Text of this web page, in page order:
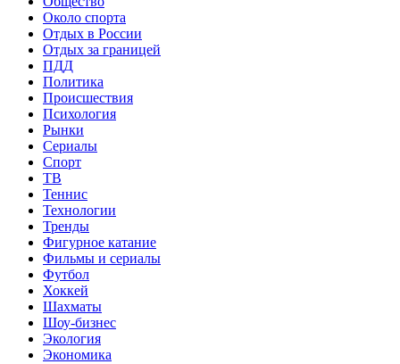
Около спорта
Отдых в России
Отдых за границей
ПДД
Политика
Происшествия
Психология
Рынки
Сериалы
Спорт
ТВ
Теннис
Технологии
Тренды
Фигурное катание
Фильмы и сериалы
Футбол
Хоккей
Шахматы
Шоу-бизнес
Экология
Экономика